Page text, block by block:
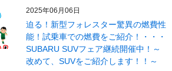
2025年06月06日
迫る！新型フォレスター驚異の燃費性
能！試乗車での燃費をご紹介！・・・
SUBARU SUVフェア継続開催中！～
改めて、SUVをご紹介します！！～